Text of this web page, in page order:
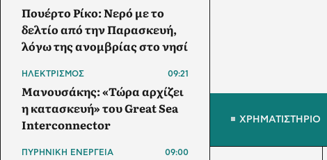
ΧΡΗΜΑΤΙΣΤΗΡΙΟ
Πουέρτο Ρίκο: Νερό με το
δελτίο από την Παρασκευή,
λόγω της ανομβρίας στο νησί
ΗΛΕΚΤΡΙΣΜΟΣ 09:21
Μανουσάκης: «Τώρα αρχίζει
η κατασκευή» του Great Sea
Interconnector
ΠΥΡΗΝΙΚΗ ΕΝΕΡΓΕΙΑ 09:00